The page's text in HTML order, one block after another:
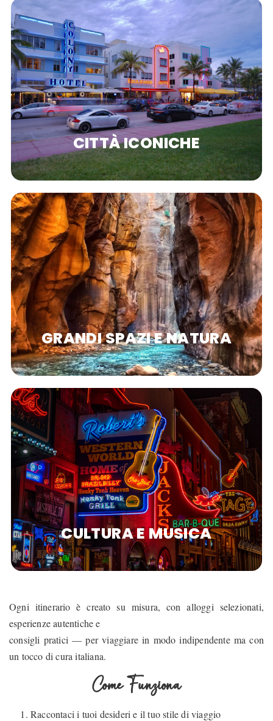
CITTÀ ICONICHE
GRANDI SPAZI E NATURA
CULTURA E MUSICA
Ogni itinerario è creato su misura, con alloggi selezionati,
esperienze autentiche e
consigli pratici — per viaggiare in modo indipendente ma con
un tocco di cura italiana.
Come Funziona
Raccontaci i tuoi desideri e il tuo stile di viaggio